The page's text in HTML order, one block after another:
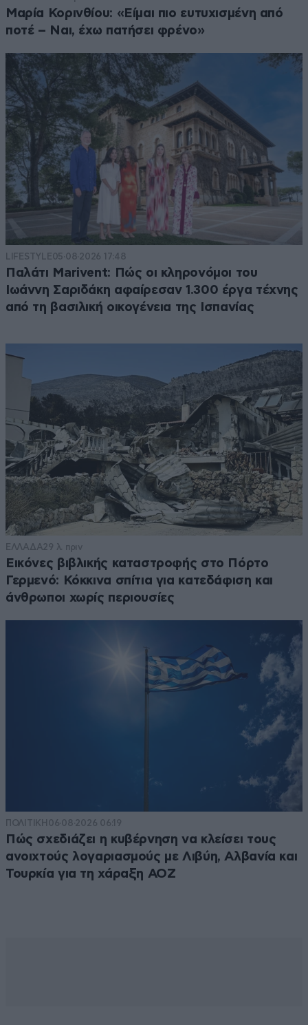
Μαρία Κορινθίου: «Είμαι πιο ευτυχισμένη από
ποτέ – Ναι, έχω πατήσει φρένο»
LIFESTYLE05·08·2026 17:48
Παλάτι Marivent: Πώς οι κληρονόμοι του
Ιωάννη Σαριδάκη αφαίρεσαν 1.300 έργα τέχνης
από τη βασιλική οικογένεια της Ισπανίας
ΕΛΛΑΔΑ29 λ. πριν
Εικόνες βιβλικής καταστροφής στο Πόρτο
Γερμενό: Κόκκινα σπίτια για κατεδάφιση και
άνθρωποι χωρίς περιουσίες
ΠΟΛΙΤΙΚΗ 06·08·2026 06:19
Πώς σχεδιάζει η κυβέρνηση να κλείσει τους
ανοιχτούς λογαριασμούς με Λιβύη, Αλβανία και
Τουρκία για τη χάραξη ΑΟΖ